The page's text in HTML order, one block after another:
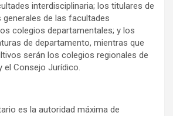
interdisciplinaria; los titulares de
de las facultades
colegios departamentales; y los
de departamento, mientras que
serán los colegios regionales de
el Consejo Jurídico.
es la autoridad máxima de